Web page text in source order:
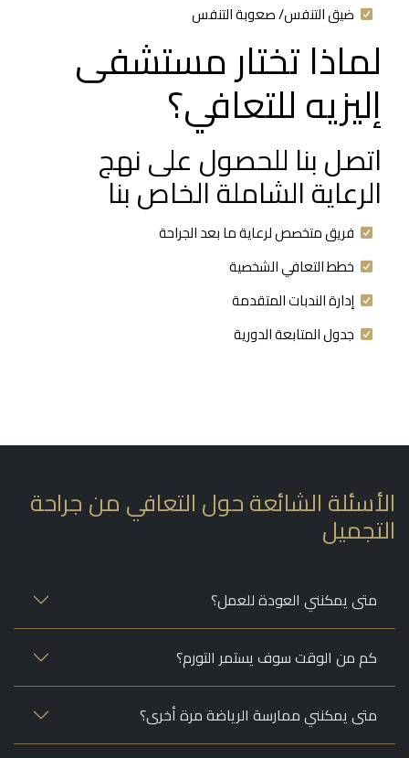
ضيق التنفس/ صعوبة التنفس
لماذا تختار مستشفى
إليزيه للتعافي؟
اتصل بنا للحصول على نهج
الرعاية الشاملة الخاص بنا
فريق متخصص لرعاية ما بعد الجراحة
خطط التعافي الشخصية
إدارة الندبات المتقدمة
جدول المتابعة الدورية
الأسئلة الشائعة حول التعافي من جراحة
التجميل
متى يمكنني العودة للعمل؟
كم من الوقت سوف يستمر التورم؟
متى يمكنني ممارسة الرياضة مرة أخرى؟